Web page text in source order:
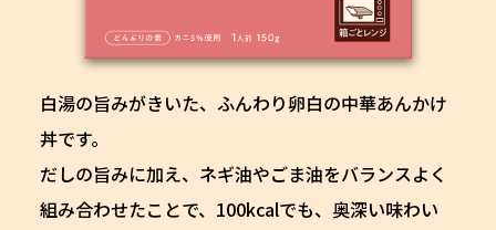
白湯の旨みがきいた、ふんわり卵白の中華あんかけ
丼です。
だしの旨みに加え、ネギ油やごま油をバランスよく
組み合わせたことで、100kcalでも、 奥深い味わい